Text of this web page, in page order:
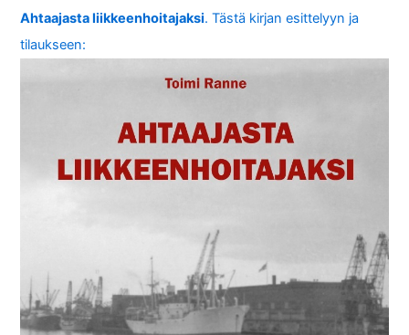
Ahtaajasta liikkeenhoitajaksi. Tästä kirjan esittelyyn ja
tilaukseen: